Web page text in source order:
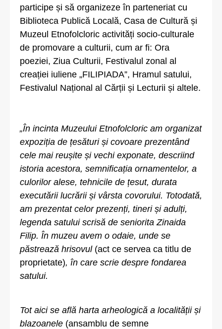
participe și să organizeze în parteneriat cu
Biblioteca Publică Locală, Casa de Cultură și
Muzeul Etnofolcloric activități socio-culturale
de promovare a culturii, cum ar fi: Ora
poeziei, Ziua Culturii, Festivalul zonal al
creației iuliene „FILIPIADA”, Hramul satului,
Festivalul Național al Cărții și Lecturii și altele.
„În incinta Muzeului Etnofolcloric am organizat
expoziția de țesături și covoare prezentând
cele mai reușite și vechi exponate, descriind
istoria acestora, semnificația ornamentelor, a
culorilor alese, tehnicile de țesut, durata
executării lucrării și vârsta covorului. Totodată,
am prezentat celor prezenți, tineri și adulți,
legenda satului scrisă de seniorita Zinaida
Filip. În muzeu avem o odaie, unde se
păstrează hrisovul (act ce servea ca titlu de
proprietate), în care scrie despre fondarea
satului.
Tot aici se află harta arheologică a localității și
blazoanele (ansamblu de semne